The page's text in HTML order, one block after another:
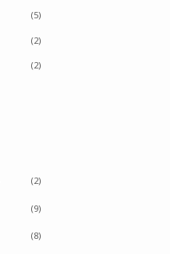
5
2
2
(2)
(9)
(8)